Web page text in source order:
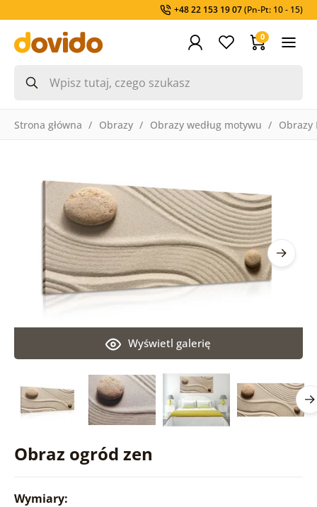
+48 22 153 19 07(Pn-Pt: 10 - 15)
0
Strona główna Obrazy Obrazy według motywu Obrazy
Obraz ogród zen
Wyświetl galerię
Wymiary: